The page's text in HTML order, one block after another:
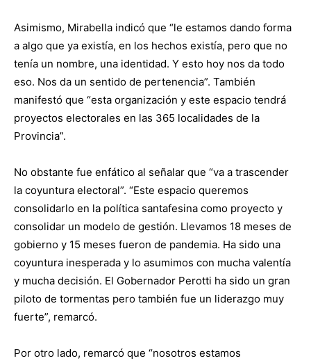
Asimismo, Mirabella indicó que “le estamos dando forma
a algo que ya existía, en los hechos existía, pero que no
tenía un nombre, una identidad. Y esto hoy nos da todo
eso. Nos da un sentido de pertenencia”. También
manifestó que “esta organización y este espacio tendrá
proyectos electorales en las 365 localidades de la
Provincia”.
No obstante fue enfático al señalar que “va a trascender
la coyuntura electoral”. “Este espacio queremos
consolidarlo en la política santafesina como proyecto y
consolidar un modelo de gestión. Llevamos 18 meses de
gobierno y 15 meses fueron de pandemia. Ha sido una
coyuntura inesperada y lo asumimos con mucha valentía
y mucha decisión. El Gobernador Perotti ha sido un gran
piloto de tormentas pero también fue un liderazgo muy
fuerte”, remarcó.
Por otro lado, remarcó que “nosotros estamos